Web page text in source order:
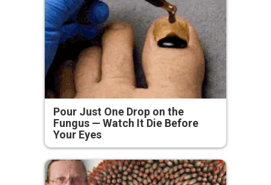
Pour Just One Drop on the
Fungus — Watch It Die Before
Your Eyes